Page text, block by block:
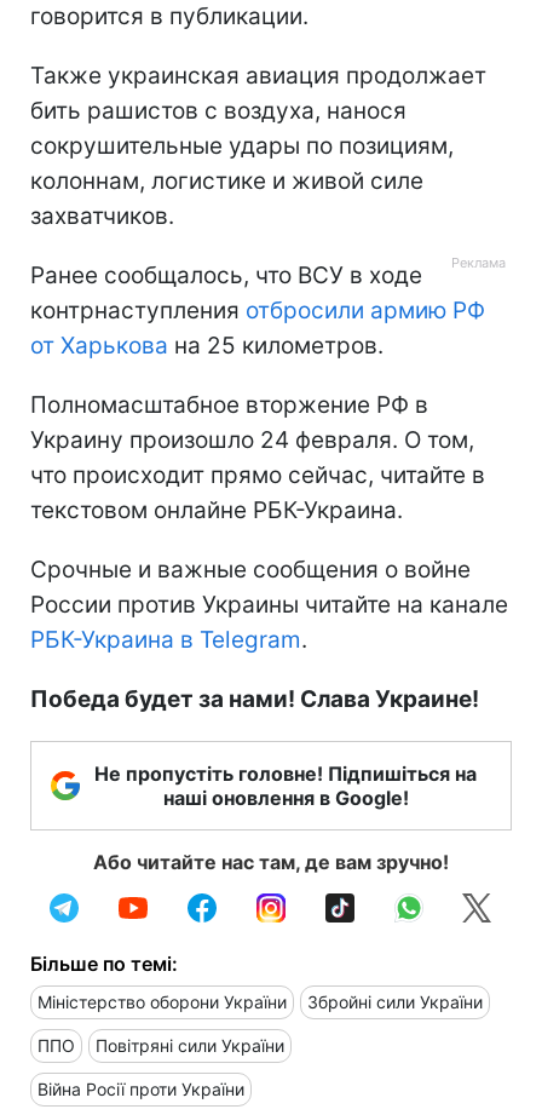
говорится в публикации.
Также украинская авиация продолжает
бить рашистов с воздуха, нанося
сокрушительные удары по позициям,
колоннам, логистике и живой силе
захватчиков.
Ранее сообщалось, что ВСУ в ходе
контрнаступления отбросили армию РФ
от Харькова на 25 километров.
Полномасштабное вторжение РФ в
Украину произошло 24 февраля. О том,
что происходит прямо сейчас, читайте в
текстовом онлайне РБК-Украина.
Срочные и важные сообщения о войне
России против Украины читайте на канале
РБК-Украина в Telegram.
Победа будет за нами! Слава Украине!
Не пропустіть головне! Підпишіться на
наші оновлення в Google!
Або читайте нас там, де вам зручно!
Більше по темі:
Міністерство оборони України Збройні сили України
ППО Повітряні сили України
Війна Росії проти України